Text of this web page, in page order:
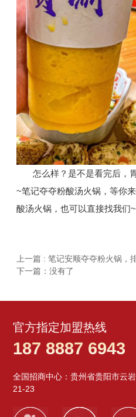
怎么样？是不是看完后，
~笔记夺夺粉酸汤火锅，等你
酸汤火锅，也可以直接找我们~
上一篇 : 笔记安顺夺夺粉火锅，
下一篇：没有了
官方指定加盟热线
187 8887 6943
全国招商中心：贵州省贵阳市云
21-23